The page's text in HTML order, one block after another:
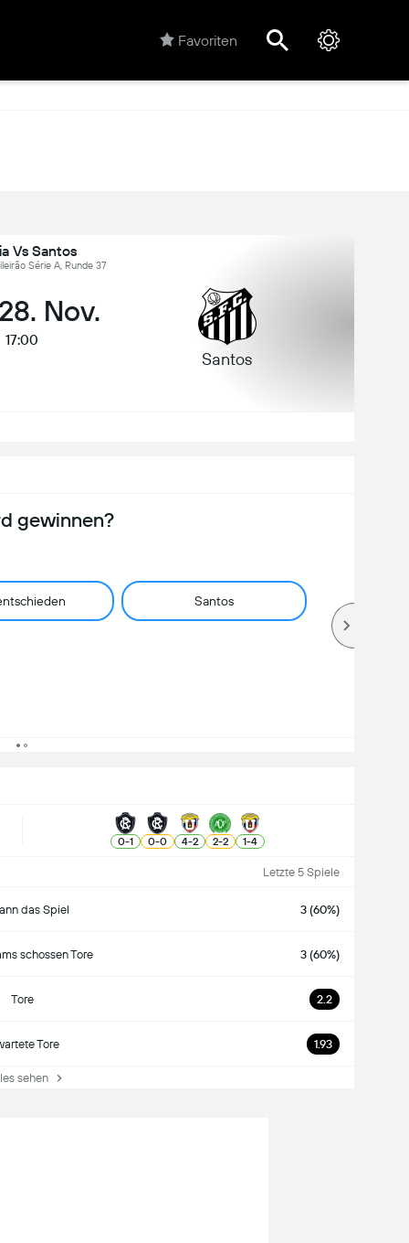
Favoriten
Vs Santos
Série A, Runde 37
Nov.
17:00
Santos
gewinnen?
Santos
0-1 0-0 4-2 2-2 1-4
Letzte 5 Spiele
das Spiel 3 (60%)
schossen Tore 3 (60%)
Tore 2.2
Tore 1.93
sehen